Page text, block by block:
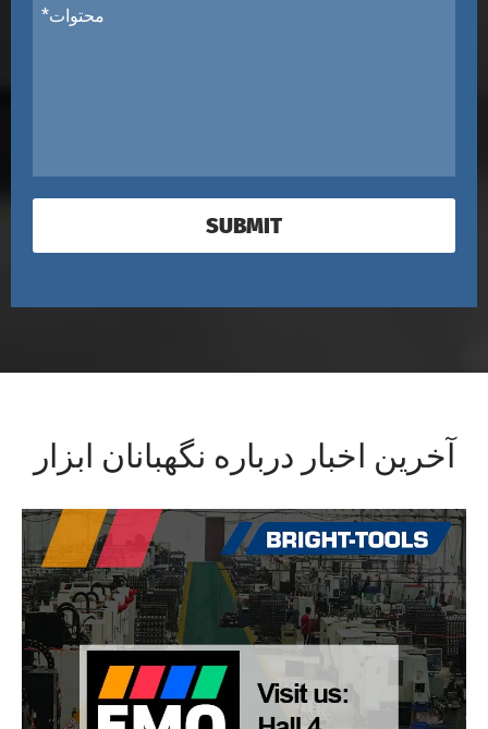
SUBMIT
آخرین اخبار درباره نگهبانان ابزار